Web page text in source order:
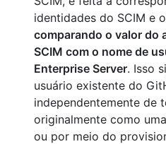
identidades do SCIM e
comparando o valor do
SCIM com o nome de
Enterprise Server. Isso
usuário existente do
independentemente de
originalmente como
ou por meio do